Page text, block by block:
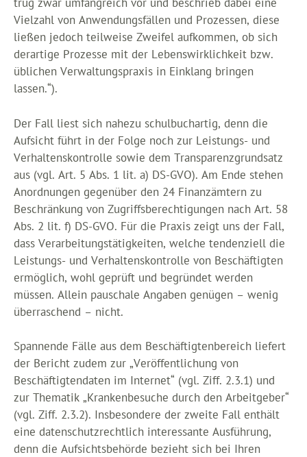
trug zwar umfangreich vor und beschrieb dabei eine
Vielzahl von Anwendungsfällen und Prozessen, diese
ließen jedoch teilweise Zweifel aufkommen, ob sich
derartige Prozesse mit der Lebenswirklichkeit bzw.
üblichen Verwaltungspraxis in Einklang bringen
lassen.“).
Der Fall liest sich nahezu schulbuchartig, denn die
Aufsicht führt in der Folge noch zur Leistungs- und
Verhaltenskontrolle sowie dem Transparenzgrundsatz
aus (vgl. Art. 5 Abs. 1 lit. a) DS-GVO). Am Ende stehen
Anordnungen gegenüber den 24 Finanzämtern zu
Beschränkung von Zugriffsberechtigungen nach Art. 58
Abs. 2 lit. f) DS-GVO. Für die Praxis zeigt uns der Fall,
dass Verarbeitungstätigkeiten, welche tendenziell die
Leistungs- und Verhaltenskontrolle von Beschäftigten
ermöglich, wohl geprüft und begründet werden
müssen. Allein pauschale Angaben genügen – wenig
überraschend – nicht.
Spannende Fälle aus dem Beschäftigtenbereich liefert
der Bericht zudem zur „Veröffentlichung von
Beschäftigtendaten im Internet“ (vgl. Ziff. 2.3.1) und
zur Thematik „Krankenbesuche durch den Arbeitgeber“
(vgl. Ziff. 2.3.2). Insbesondere der zweite Fall enthält
eine datenschutzrechtlich interessante Ausführung,
denn die Aufsichtsbehörde bezieht sich bei Ihren